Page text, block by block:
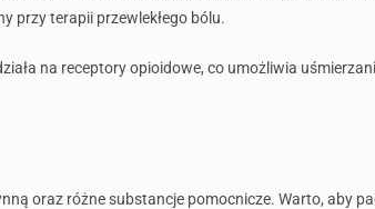
przy terapii przewlekłego bólu.
na receptory opioidowe, co umożliwia
oraz różne substancje pomocnicze. Warto, aby